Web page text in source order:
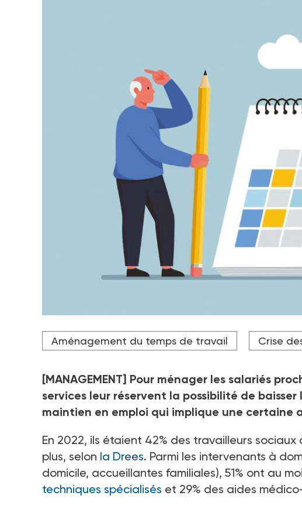
Crédit photo Adobe Stock
Aménagement du temps de travail Crise
[MANAGEMENT] Pour ménager les salariés
services leur réservent la possibilité de
maintien en emploi qui implique une certaine
En 2022, ils étaient 42% des travailleurs
plus, selon la Drees. Parmi les intervenants à
domicile, accueillantes familiales), 51% ont au
techniques spécialisés et 29% des aides